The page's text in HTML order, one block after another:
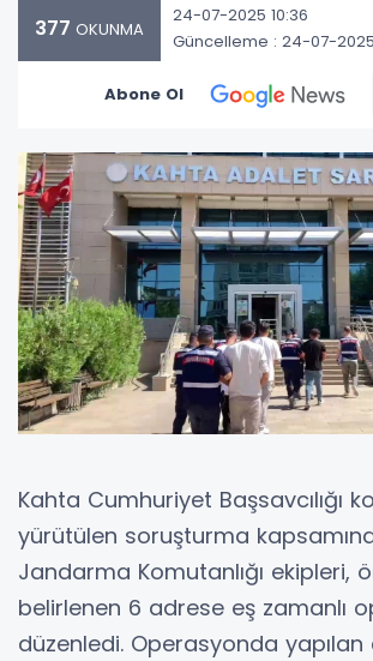
377 OKUNMA
24-07-2025 10:36
Güncelleme : 24-07-2025
Abone Ol
Kahta Cumhuriyet Başsavcılığı
yürütülen soruşturma
Jandarma Komutanlığı ekipleri,
belirlenen 6 adrese eş zamanlı
düzenledi. Operasyonda